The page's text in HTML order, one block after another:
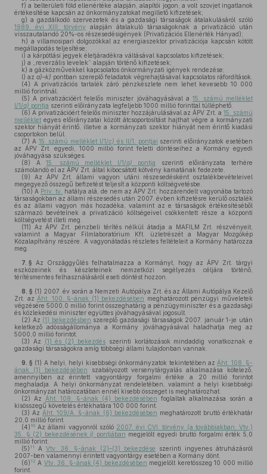
f) a belterületi föld ellenértéke alapján, alapítói jogon, a volt szovjet ingatlanok
értékesítése kapcsán az önkormányzatokat megillető kifizetések;
g) a gazdálkodó szervezetek és a gazdasági társaságok átalakulásáról szóló
1989. évi XIII. törvény alapján átalakuló társaságoknak a privatizáció után
visszautalandó 20%-os részesedésigények (Privatizációs Ellenérték Hányad);
h) a villamosipari dolgozókkal az energiaszektor privatizációja kapcsán kötött
megállapodás teljesítése;
i) a kárpótlási jegyek életjáradékra váltásával kapcsolatos kifizetések;
j) a „reverzális levelek” alapján történő kifizetések;
k) a gázközművekkel kapcsolatos önkormányzati igények rendezése;
l) az a)–k) pontban szereplő feladatok végrehajtásával kapcsolatos ráfordítások.
(4) A privatizációs tartalék záró pénzkészlete nem lehet kevesebb 10 000
millió forintnál.
(5) A privatizációért felelős miniszter jóváhagyásával a 15. számú melléklet
I/1/a) pontja szerinti előirányzata legfeljebb 1000 millió forinttal túlléphető.
(6) A privatizációért felelős miniszter hozzájárulásával az ÁPV Zrt. a 15. számú
melléklet egyes előirányzatai között átcsoportosítást hajthat végre a kormányzati
szektor hiányát érintő, illetve a kormányzati szektor hiányát nem érintő kiadási
csoportokon belül.
(7) A 15. számú melléklet I/1/c) és II/1. pontjai szerinti előirányzatok esetében
az ÁPV Zrt. egyedi, 1000 millió forint feletti döntéseihez a Kormány egyedi
jóváhagyása szükséges.
(8) A15. számú melléklet I/1/a) pontja
szerinti előirányzata terhére
számolandó el az ÁPV Zrt. által kibocsátott kötvény kamatának fedezete.
(9) Az ÁPV Zrt. állami vagyon utáni részesedésként osztalékbevételeivel
megegyező összegű befizetést teljesít a központi költségvetésbe.
(10) A Priv. tv.
hatálya alá, de nem az ÁPV Zrt. hozzárendelt vagyonába tartozó
társaságokban az állami részesedés után 2007. évben kifizetésre kerülő osztalék
és az állami vagyon más hozadéka, valamint az e társaságok értékesítéséből
származó bevételnek a privatizáció költségeivel csökkentett része a központi
költségvetést illeti meg.
(11) Az ÁPV Zrt. pénzbeli térítés nélkül átadja a MAFILM Zrt. részvényeit,
valamint a Magyar Filmlaboratórium Kft. üzletrészét a Magyar Mozgókép
Közalapítvány részére. A vagyonátadás részletes feltételeit a Kormány határozza
meg.
7. § Az Országgyűlés felhatalmazza a Kormányt, hogy az ÁPV Zrt. tárgyi
eszközeinek és készleteinek nemzetközi segélyezés céljára történő,
térítésmentes felhasználásáról eseti döntést hozzon.
8. § (1) 2007. év során a Nemzeti Autópálya Zrt. és az Állami Autópálya Kezelő
Zrt. az Áht. 100. §-ának (1) bekezdésében meghatározott pénzügyi műveletek
végzésére 5000,0 millió forint összeghatárig a pénzügyminiszter és a gazdasági
és közlekedési miniszter együttes jóváhagyásával jogosult.
(2) Az (1) bekezdésben szereplő gazdasági társaságok 2007. január 1-je után
keletkező adósságállománya a Kormány jóváhagyásával haladhatja meg az
5000,0 millió forintot.
(3) Az (1) és (2) bekezdés szerinti korlátozások mindaddig vonatkoznak e
gazdasági társaságokra amíg többségi állami tulajdonban vannak.
9. § (1) A helyi, helyi kisebbségi önkormányzatok tekintetében az Áht. 108. §-
ának (1) bekezdésében szabályozott versenytárgyalás alkalmazása kötelező,
amennyiben az érintett vagyontárgy forgalmi értéke a 20 millió forintot
meghaladja. A helyi önkormányzat rendeletében, valamint a helyi kisebbségi
önkormányzat határozatában ennél kisebb összeget is meghatározhat.
(2) Az Áht. 108. §-ának (4) bekezdésében foglaltak alkalmazása során a
kisösszegű követelés értékhatára 100 000 forint.
(3) Az Áht. 109/A. §-ának (6) bekezdésében meghatározott bruttó értékhatár
20,0 millió forint.
(4) 10 Az állami vagyonról szóló 2007. évi CVI. törvény (a továbbiakban: Vtv.)
35. § (2) bekezdéséneki) pontjában megjelölt egyedi bruttó forgalmi érték 5,0
millió forint.
(5) 11 AVtv. 36. §-ának (2)–(3) bekezdése szerinti ingyenes átruházásról
2007-ben valamennyi érintett vagyontárgy esetében a Kormány dönt.
(6) 12 A Vtv. 36. §-ának (4) bekezdésében megjelölt keretösszeg 10 000 millió
forint.